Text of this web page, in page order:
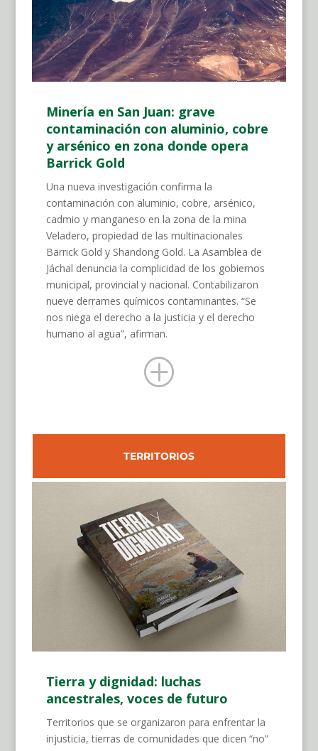
Minería en San Juan: grave
contaminación con aluminio, cobre
y arsénico en zona donde opera
Barrick Gold
Una nueva investigación confirma la
contaminación con aluminio, cobre, arsénico,
cadmio y manganeso en la zona de la mina
Veladero, propiedad de las multinacionales
Barrick Gold y Shandong Gold. La Asamblea de
Jáchal denuncia la complicidad de los gobiernos
municipal, provincial y nacional. Contabilizaron
nueve derrames químicos contaminantes. “Se
nos niega el derecho a la justicia y el derecho
humano al agua”, afirman.
P
TERRITORIOS
Tierra y dignidad: luchas
ancestrales, voces de futuro
Territorios que se organizaron para enfrentar la
injusticia, tierras de comunidades que dicen “no”